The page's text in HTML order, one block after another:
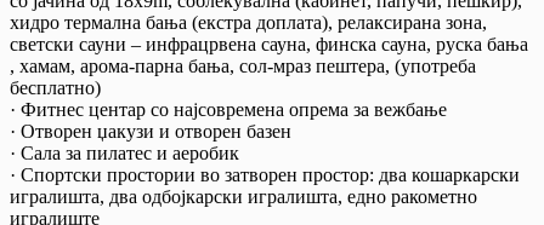
хидро термална бања (екстра доплата), релаксирана зона,
светски сауни – инфрацрвена сауна, финска сауна, руска бања
, хамам, арома-парна бања, сол-мраз пештера, (употреба
бесплатно)
· Фитнес центар со најсовремена опрема за вежбање
· Отворен џакузи и отворен базен
· Сала за пилатес и аеробик
· Спортски простории во затворен простор: два кошаркарски
игралишта, два одбојкарски игралишта, едно ракометно
игралиште